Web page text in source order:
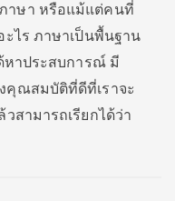
าษา หรือแม้แต่คนที่
ะไร ภาษาเป็นพื้นฐาน
หาประสบการณ์ มี
คุณสมบัติที่ดีที่เราจะ
สามารถเรียกได้ว่า